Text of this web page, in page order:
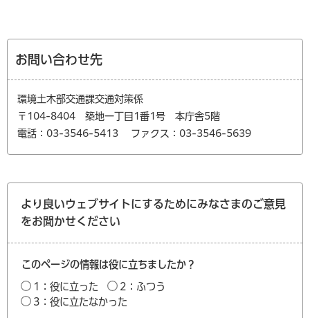
お問い合わせ先
環境土木部交通課交通対策係
〒104-8404 築地一丁目1番1号 本庁舎5階
電話：03-3546-5413
ファクス：03-3546-5639
より良いウェブサイトにするためにみなさまのご意見
をお聞かせください
このページの情報は役に立ちましたか？
1：役に立った
2：ふつう
3：役に立たなかった